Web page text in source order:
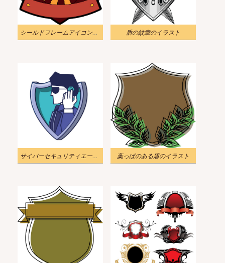
シールドフレームアイコンのイラスト 盾の紋章のイラスト
サイバーセキュリティエージェントを備えたシールドのイラスト 葉っぱのある盾のイラスト